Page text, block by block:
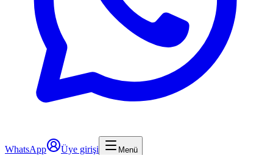
WhatsApp Üye girişi Menü